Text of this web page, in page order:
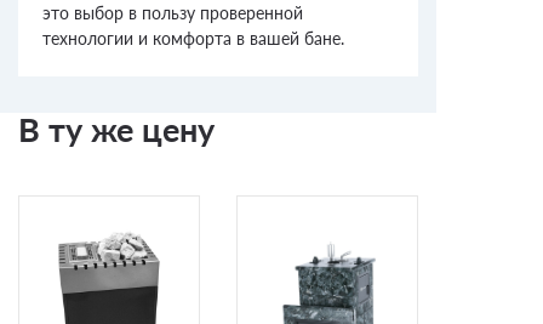
это выбор в пользу проверенной
технологии и комфорта в вашей бане.
В ту же цену